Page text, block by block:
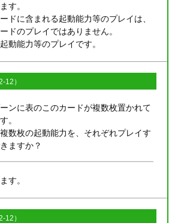
す。
ドに含まれる起動能力等のプレイは、
ドのプレイではありません。
動能力等のプレイです。
12）
ンに表のこのカードが複数枚置かれて
。
数枚の起動能力を、それぞれプレイす
ますか？
す。
12）